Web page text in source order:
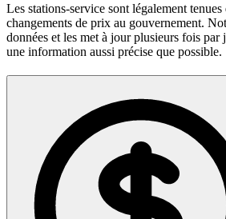
Les stations-service sont légalement
changements de prix au gouvernement.
données et les met à jour plusieurs fois
une information aussi précise que possible.